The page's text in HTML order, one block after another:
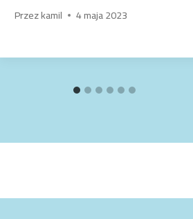
Przezkamil 4 maja 2023